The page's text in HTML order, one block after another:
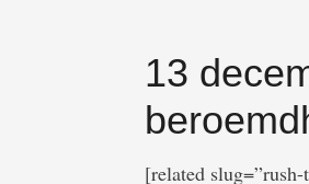
13
[related